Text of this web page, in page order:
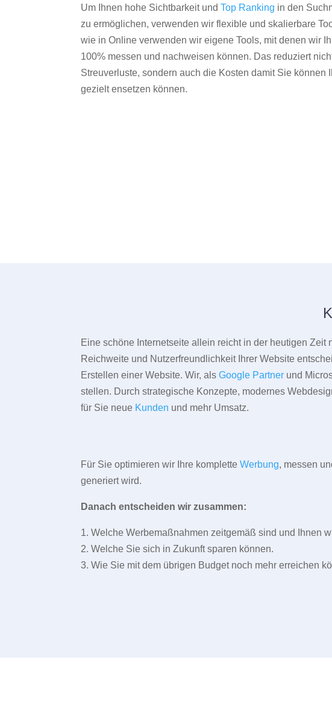
Um Ihnen hohe Sichtbarkeit undTop Ranking in den
zu ermöglichen, verwenden wir flexible und skalierbare
wie in Online verwenden wir eigene Tools, mit denen wir
100% messen und nachweisen können. Das reduziert
Streuverluste, sondern auch die Kosten damit Sie können
gezielt ensetzen können.
Eine schöne Internetseite allein reicht in der heutigen Zeit
Reichweite und Nutzerfreundlichkeit Ihrer Website
Erstellen einer Website. Wir, alsGoogle Partner und
stellen. Durch strategische Konzepte, modernes
für Sie neue Kunden und mehr Umsatz.
Für Sie optimieren wir Ihre kompletteWerbung, messen
generiert wird.
Danach entscheiden wir zusammen:
1. Welche Werbemaßnahmen zeitgemäß sind und Ihnen
2. Welche Sie sich in Zukunft sparen können.
3. Wie Sie mit dem übrigen Budget noch mehr erreichen